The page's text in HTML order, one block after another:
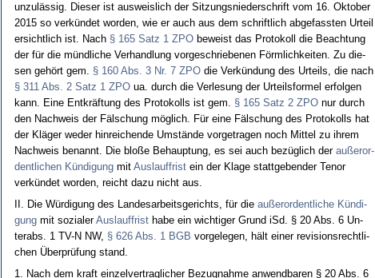
un­zulässig. Die­ser ist aus­weis­lich der Sit­zungs­nie­der­schrift vom 16. Ok­to­ber
2015 so verkündet wor­den, wie er auch aus dem schrift­lich ab­ge­fass­ten Ur­teil
er­sicht­lich ist. Nach § 165 Satz 1 ZPObe­weist das Pro­to­koll die Be­ach­tung
der für die münd­li­che Ver­hand­lung vor­ge­schrie­be­nen Förm­lich­kei­ten. Zu die­
sen gehört gem. § 160 Abs. 3 Nr. 7 ZPOdie Verkündung des Ur­teils, die nach
§ 311 Abs. 2 Satz 1 ZPOua. durch die Ver­le­sung der Ur­teils­for­mel er­fol­gen
kann. Ei­ne Ent­kräftung des Pro­to­kolls ist gem. § 165 Satz 2 ZPOnur durch
den Nach­weis der Fälschung möglich. Für ei­ne Fälschung des Pro­to­kolls hat
der Kläger we­der hin­rei­chen­de Umstände vor­ge­tra­gen noch Mit­tel zu ih­rem
Nach­weis be­nannt. Die bloße Be­haup­tung, es sei auch bezüglich der außer­or­
dent­li­chen Kündi­gungmit Aus­lauf­fristein der Kla­ge statt­ge­ben­der Te­nor
verkündet wor­den, reicht da­zu nicht aus.
II. Die Würdi­gung des Lan­des­ar­beits­ge­richts, für die außer­or­dent­li­che Kündi­
gungmit so­zia­lerAus­lauf­fristha­be ein wich­ti­ger Grund iSd. § 20 Abs. 6 Un­
terabs. 1 TV-N NW, § 626 Abs. 1 BGB vor­ge­le­gen, hält ei­ner re­vi­si­ons­recht­li­
chen Über­prüfung stand.
1. Nach dem kraft ein­zel­ver­trag­li­cher Be­zug­nah­me an­wend­ba­ren § 20 Abs. 6